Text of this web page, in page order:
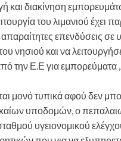
και διακίνηση
του λιμανιού έχει
απαραίτητες επενδύσεις
νησιού και να
την Ε.Ε για εμπορεύματα
μονό τυπικά αφού δεν
υποδομών, ο
υγειονομικού